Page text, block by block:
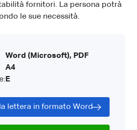
fornitori. La persona potrà
le sue necessità.
Word (Microsoft), PDF
A4
E
lettera in formato Word